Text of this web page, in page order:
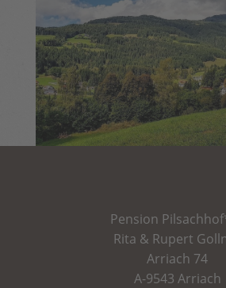
Pension Pilsachhof
Rita & Rupert
Arriach 74
A-9543 Arriach